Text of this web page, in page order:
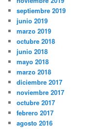
septiembre 2019
junio 2019
marzo 2019
octubre 2018
junio 2018
mayo 2018
marzo 2018
diciembre 2017
noviembre 2017
octubre 2017
febrero 2017
agosto 2016